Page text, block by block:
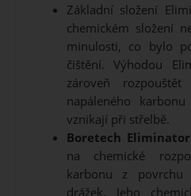
Základní složení
chemickém složení
minulosti, co bylo
čištění. Výhodou
zároveň
napáleného
vznikají při střelbě.
Boretech Eliminator
na chemické
karbonu z
drážek. Jeho